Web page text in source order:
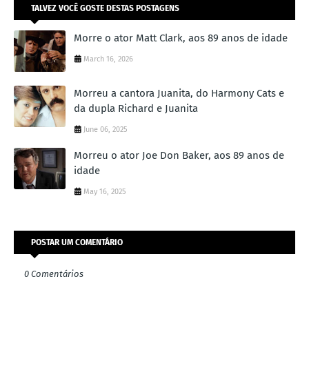
TALVEZ VOCÊ GOSTE DESTAS POSTAGENS
Morre o ator Matt Clark, aos 89 anos de idade
March 16, 2026
Morreu a cantora Juanita, do Harmony Cats e
da dupla Richard e Juanita
June 06, 2025
Morreu o ator Joe Don Baker, aos 89 anos de
idade
May 16, 2025
POSTAR UM COMENTÁRIO
0 Comentários